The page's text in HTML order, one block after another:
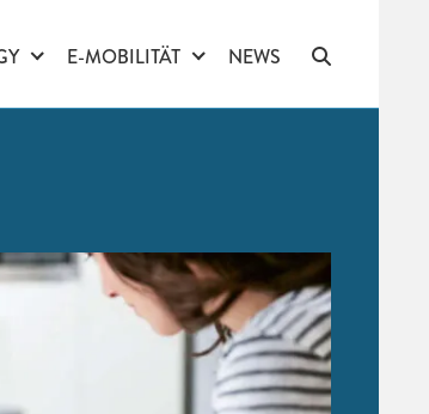
E-MOBILITÄT NEWS